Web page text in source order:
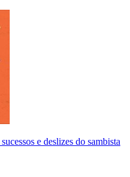
e deslizes do sambista